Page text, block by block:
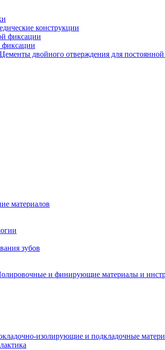
конструкции
фиксации
Цементы двойного отверждения для
материалов
зубов
и финирующие материалы и
изолирующие и подкладочные